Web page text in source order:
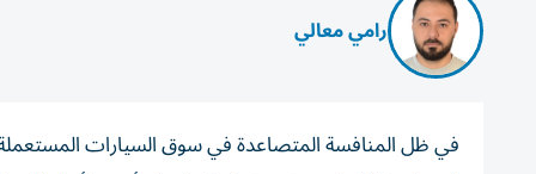
رامي معالي
في ظل المنافسة المتصاعدة في سوق السيارات المستعملة